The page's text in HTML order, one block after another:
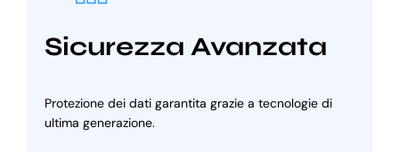
Sicurezza Avanzata
Protezione dei dati garantita grazie a tecnologie di
ultima generazione.